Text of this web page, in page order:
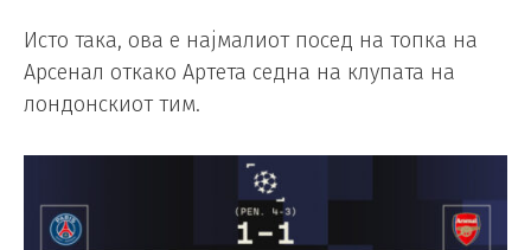
Исто така, ова е најмалиот посед на топка на
Арсенал откако Артета седна на клупата на
лондонскиот тим.